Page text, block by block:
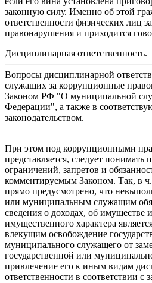
законную силу. Именно об этой
ответственности физических лиц
правонарушения и приходится
Дисциплинарная ответственность.
Вопросы дисциплинарной
служащих за коррупционные
Законом РФ "О муниципальной
Федерации", а также в
законодательством.
При этом под коррупционными
представляется, следует понимать
ограничений, запретов и
комментируемым Законом. Так, в ч.
прямо предусмотрено, что
или муниципальным служащим
сведения о доходах, об имуществе и
имущественного характера
влекущим освобождение
муниципального служащего от
государственной или
привлечение его к иным видам
ответственности в соответствии с